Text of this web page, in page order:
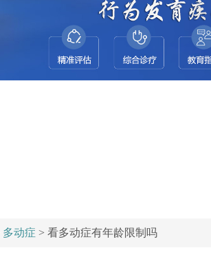
多动症 > 看多动症有年龄限制吗